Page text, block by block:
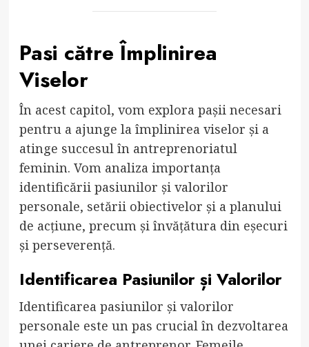
Pasi către Împlinirea
Viselor
În acest capitol, vom explora pașii necesari
pentru a ajunge la împlinirea viselor și a
atinge succesul în antreprenoriatul
feminin. Vom analiza importanța
identificării pasiunilor și valorilor
personale, setării obiectivelor și a planului
de acțiune, precum și învățătura din eșecuri
și perseverență.
Identificarea Pasiunilor și Valorilor
Identificarea pasiunilor și valorilor
personale este un pas crucial în dezvoltarea